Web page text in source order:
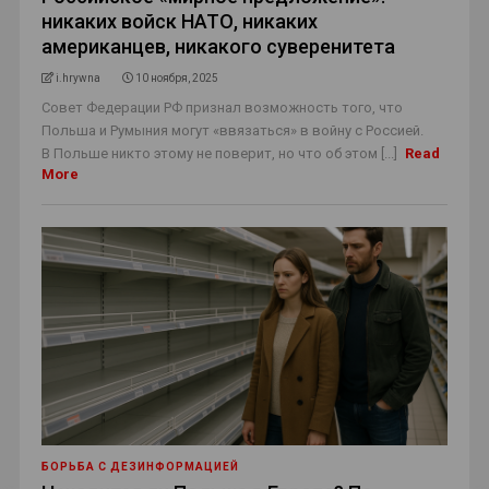
никаких войск НАТО, никаких
американцев, никакого суверенитета
i.hrywna 10 ноября, 2025
Совет Федерации РФ признал возможность того, что
Польша и Румыния могут «ввязаться» в войну с Россией.
В Польше никто этому не поверит, но что об этом [...]
Read
More
БОРЬБА С ДЕЗИНФОРМАЦИЕЙ